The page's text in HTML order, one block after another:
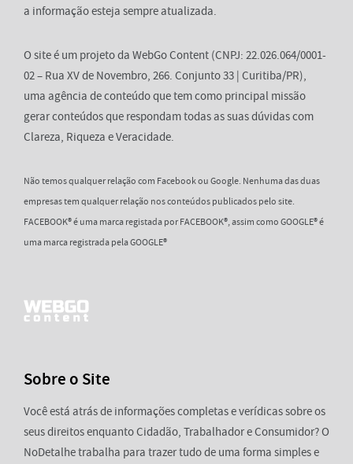
a informação esteja sempre atualizada.
O site é um projeto da WebGo Content (CNPJ: 22.026.064/0001-
02 – Rua XV de Novembro, 266. Conjunto 33 | Curitiba/PR),
uma agência de conteúdo que tem como principal missão
gerar conteúdos que respondam todas as suas dúvidas com
Clareza, Riqueza e Veracidade.
Não temos qualquer relação com Facebook ou Google. Nenhuma das duas
empresas tem qualquer relação nos conteúdos publicados pelo site.
FACEBOOK® é uma marca registada por FACEBOOK®, assim como GOOGLE® é
uma marca registrada pela GOOGLE®
Sobre o Site
Você está atrás de informações completas e verídicas sobre os
seus direitos enquanto Cidadão, Trabalhador e Consumidor? O
NoDetalhe trabalha para trazer tudo de uma forma simples e